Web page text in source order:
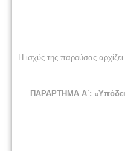
Η ισχύς της παρούσας
ΠΑΡΑΡΤΗΜΑ Α΄: